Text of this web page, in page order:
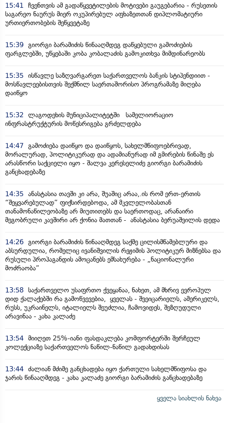
15:41
ჩვენთვის ამ გადაწყვეტილების მოტივები გაუგებარია - რუსეთის
საგარეო ნაურუს მიერ ოკუპირებულ აფხაზეთთან დიპლომატიური
ურთიერთობების შეწყვეტაზე
15:39 გიორგი ბარამიძის წინააღმდეგ დაწყებული გამოძიების
ფარგლებში, უწყებაში კობა კობალაძის გამოკითხვა მიმდინარეობს
15:35 ისწავლე საზღვარგარეთ საქართველოს ბანკის სტიპენდიით -
მოსწავლეებისთვის შექმნილ საერთაშორისო პროგრამაზე მიღება
დაიწყო
15:32
ლაგოდეხის მუნიციპალიტეტში სამელიორაციო
ინფრასტრუქტურის მოწესრიგება გრძელდება
14:47 გამოძიება დაიწყო და დაიწყოს, სახელმწიფოებრივად,
მორალურად, პოლიტიკურად და ადამიანურად იმ გმირების წინაშე ეს
არასწორი საქციელი იყო - შალვა კერესელიძე გიორგი ბარამიძის
განცხადებაზე
14:35 ანასტასია თავში კი არა, შუაშიც არაა,.ის რომ ერთ-ერთის
“შეყვარებულად” ფიქსირდებოდა, ამ მკვლელობასთან
თანამონაწილეობაზე არ მიუთითებს და საერთოდაც, არანაირი
მეგობრული კავშირი არ ქონია მათთან - ანასტასია ბერუაშვილის დედა
14:26 გიორგი ბარამიძის წინააღმდეგ საქმე ცილისმწამებლური და
აბსურდულია, რომელიც ივანიშვილის რეჟიმის პოლიტიკურ მიზნებსა და
რუსული პროპაგანდის ამოცანებს ემსახურება - „ნაციონალური
მოძრაობა”
13:58 საქართველო უსაფრთო ქვეყანაა, ნახეთ, ამ მხრივ ევროპულ
დიდ ქალაქებში რა გამოწვევებია, ყველას - შვეიცარიელს, ამერიკელს,
რუსს, უკრაინელს, იტალიელს შეუძლია, ჩამოვიდეს, შეზღუდული
არავინაა - კახა კალაძე
13:54 მიიღეთ 25%-იანი ფასდაკლება კომფორტერში შერჩეულ
კოლექციაზე საქართველოს ნაწილ-ნაწილ გადახდისას
13:44 ძალიან მძიმე განცხადება იყო ქართული სახელმწიფოსა და
ჯარის წინააღმდეგ - კახა კალაძე გიორგი ბარამიძის განცხადებაზე
ყველა სიახლის ნახვა